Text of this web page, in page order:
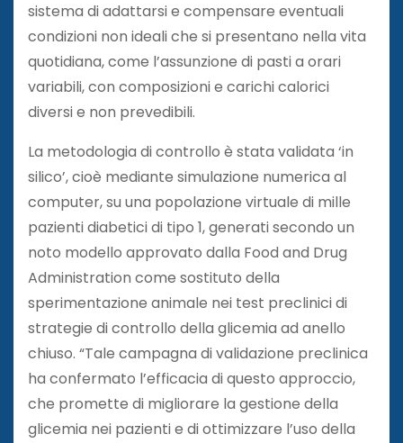
sistema di adattarsi e compensare eventuali
condizioni non ideali che si presentano nella vita
quotidiana, come l’assunzione di pasti a orari
variabili, con composizioni e carichi calorici
diversi e non prevedibili.
La metodologia di controllo è stata validata ‘in
silico’, cioè mediante simulazione numerica al
computer, su una popolazione virtuale di mille
pazienti diabetici di tipo 1, generati secondo un
noto modello approvato dalla Food and Drug
Administration come sostituto della
sperimentazione animale nei test preclinici di
strategie di controllo della glicemia ad anello
chiuso. “Tale campagna di validazione preclinica
ha confermato l’efficacia di questo approccio,
che promette di migliorare la gestione della
glicemia nei pazienti e di ottimizzare l’uso della